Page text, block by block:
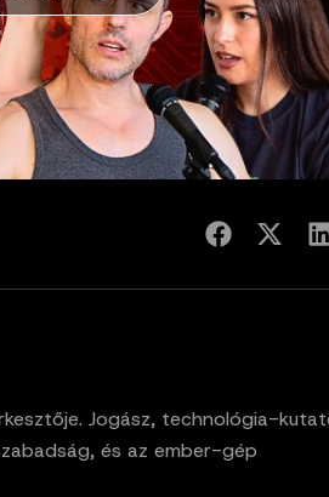
Jogász, technológia-
és az ember-gép